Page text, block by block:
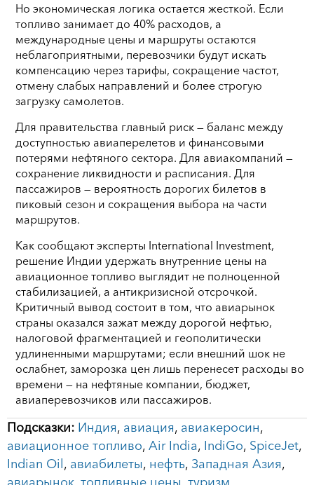
Но экономическая логика остается жесткой. Если
топливо занимает до 40% расходов, а
международные цены и маршруты остаются
неблагоприятными, перевозчики будут искать
компенсацию через тарифы, сокращение частот,
отмену слабых направлений и более строгую
загрузку самолетов.
Для правительства главный риск — баланс между
доступностью авиаперелетов и финансовыми
потерями нефтяного сектора. Для авиакомпаний —
сохранение ликвидности и расписания. Для
пассажиров — вероятность дорогих билетов в
пиковый сезон и сокращения выбора на части
маршрутов.
Как сообщают эксперты International Investment,
решение Индии удержать внутренние цены на
авиационное топливо выглядит не полноценной
стабилизацией, а антикризисной отсрочкой.
Критичный вывод состоит в том, что авиарынок
страны оказался зажат между дорогой нефтью,
налоговой фрагментацией и геополитически
удлиненными маршрутами; если внешний шок не
ослабнет, заморозка цен лишь перенесет расходы во
времени — на нефтяные компании, бюджет,
авиаперевозчиков или пассажиров.
Подсказки: Индия, авиация, авиакеросин,
авиационное топливо, Air India, IndiGo, SpiceJet,
Indian Oil , авиабилеты, нефть, Западная Азия,